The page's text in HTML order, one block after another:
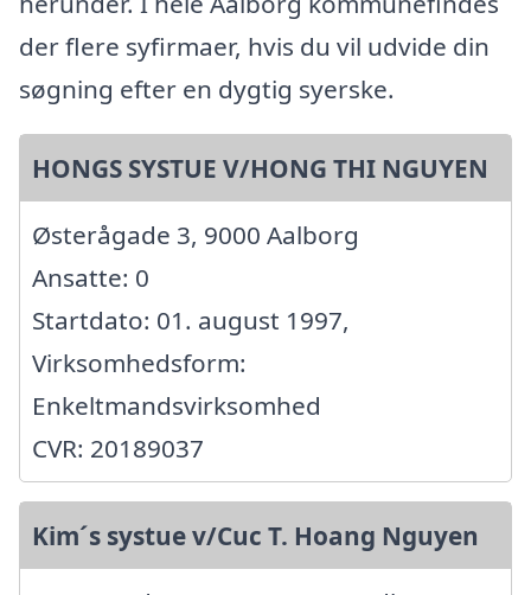
der flere syfirmaer, hvis du vil udvide din
søgning efter en dygtig syerske.
HONGS SYSTUE V/HONG THI NGUYEN
Østerågade 3, 9000 Aalborg
Ansatte: 0
Startdato: 01. august 1997,
Virksomhedsform:
Enkeltmandsvirksomhed
CVR: 20189037
Kim´s systue v/Cuc T. Hoang Nguyen